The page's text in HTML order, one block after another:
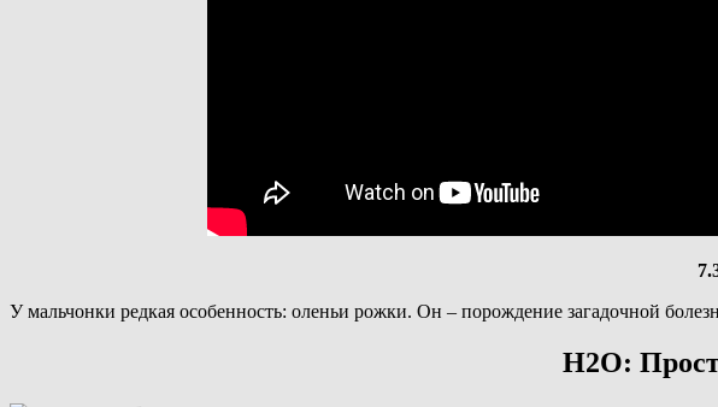
У мальчонки редкая особенность: оленьи рожки. Он – порождение загадочной
H2O: